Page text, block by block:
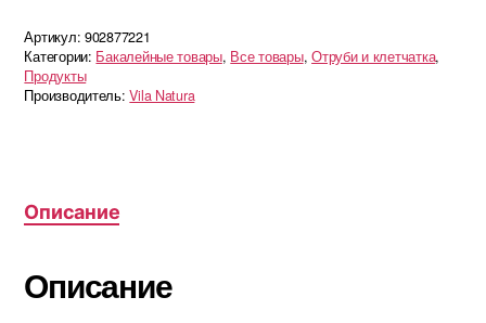
Артикул: 902877221
Категории: Бакалейные товары, Все товары,Отруби и клетчатка,
Продукты
Производитель:Vila Natura
Описание
Описание